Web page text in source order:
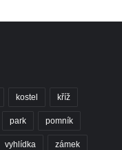
kostel kříž
park pomník
vyhlídka zámek